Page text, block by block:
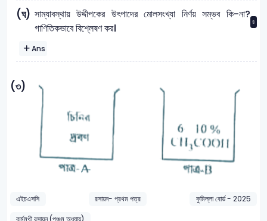
(ঘ) সাম্যাবস্থায় উদ্দীপকের উৎপাদের মোলসংখ্যা নির্ণয় সম্ভব কি-না?
গাণিতিকভাবে বিশ্লেষণ কর।
৪
Ans
(৩)
এইচএসসি রসায়ন- প্রথম পত্র
কুমিল্লা বোর্ড - 2025
কর্মমূখী রসায়ন (পঞ্চম অধ্যায়)